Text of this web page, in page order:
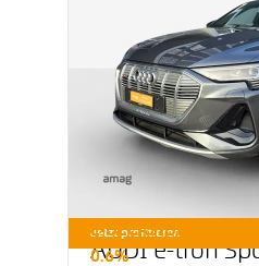
Jetzt profitieren
E-OCCASIONEN
0.6%
AUDI e-tron